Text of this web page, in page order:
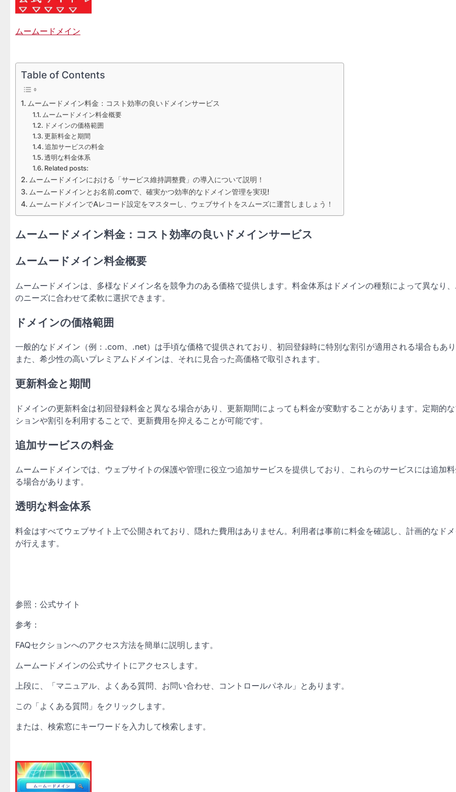
ムームードメイン
Table of Contents
ムームードメイン料金：コスト効率の良いドメインサービス
ムームードメイン料金概要
ドメインの価格範囲
更新料金と期間
追加サービスの料金
透明な料金体系
Related posts:
ムームードメインにおける「サービス維持調整費」の導入について説明！
ムームードメインとお名前.comで、確実かつ効率的なドメイン管理を実現!
ムームードメインでAレコード設定をマスターし、ウェブサイトをスムーズに運営しましょう！
ムームードメイン料金：コスト効率の良いドメインサービス
ムームードメイン料金概要
ムームードメインは、多様なドメイン名を競争力のある価格で提供します。料金体系はドメインの種類によって異なり
のニーズに合わせて柔軟に選択できます。
ドメインの価格範囲
一般的なドメイン（例：.com、.net）は手頃な価格で提供されており、初回登録時に特別な割引が適用される場合もあ
また、希少性の高いプレミアムドメインは、それに見合った高価格で取引されます。
更新料金と期間
ドメインの更新料金は初回登録料金と異なる場合があり、更新期間によっても料金が変動することがあります。定期的
ションや割引を利用することで、更新費用を抑えることが可能です。
追加サービスの料金
ムームードメインでは、ウェブサイトの保護や管理に役立つ追加サービスを提供しており、これらのサービスには追加
る場合があります。
透明な料金体系
料金はすべてウェブサイト上で公開されており、隠れた費用はありません。利用者は事前に料金を確認し、計画的なド
が行えます。
参照：公式サイト
参考：
FAQセクションへのアクセス方法を簡単に説明します。
ムームードメインの公式サイトにアクセスします。
上段に、「マニュアル、よくある質問、お問い合わせ、コントロールパネル」とあります。
この「よくある質問」をクリックします。
または、検索窓にキーワードを入力して検索します。